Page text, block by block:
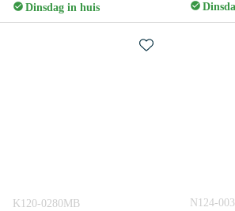
Dinsdag in huis
K120-0280MB N124-